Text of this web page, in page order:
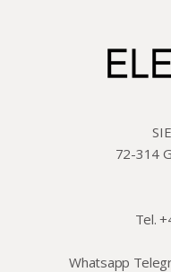
72-314
Tel.
Whatsapp